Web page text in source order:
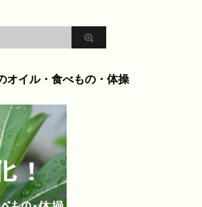
オイル・食べもの・体操